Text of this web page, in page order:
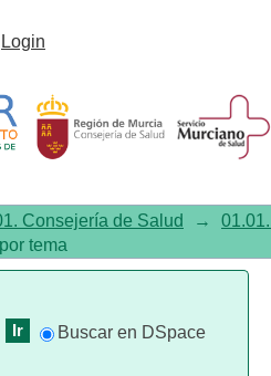
y
prevention &
Login
Consejería de Salud →
tema
Buscar en DSpace